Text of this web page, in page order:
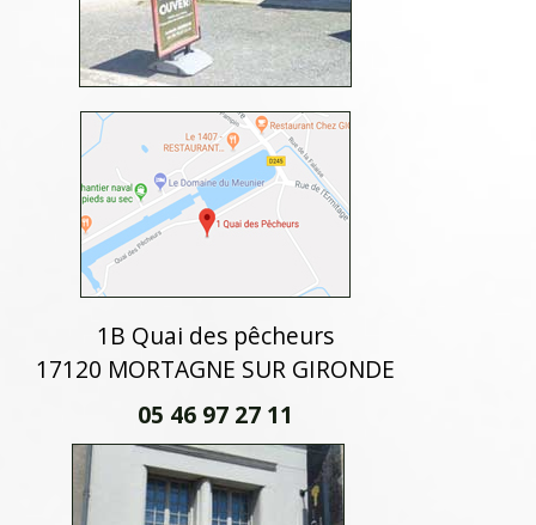
1B Quai des pêcheurs
17120 MORTAGNE SUR GIRONDE
05 46 97 27 11